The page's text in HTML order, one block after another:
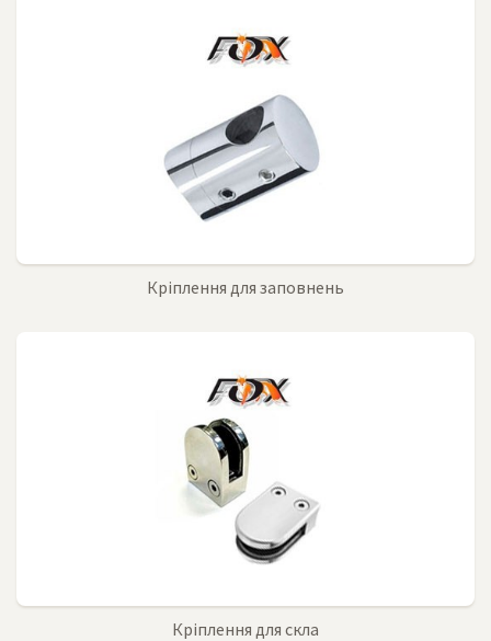
Кріплення для заповнень
Кріплення для скла